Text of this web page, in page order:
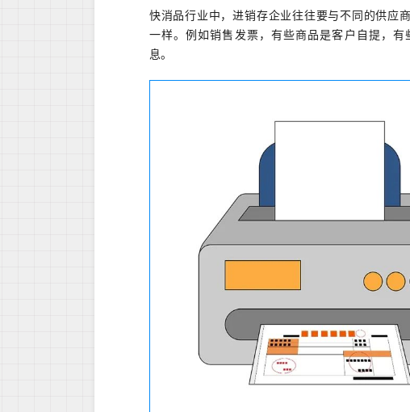
快消品行业中，进销存企业往往要与不同的供应
一样。例如销售发票，有些商品是客户自提，
息。